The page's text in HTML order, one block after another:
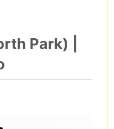
Park) |